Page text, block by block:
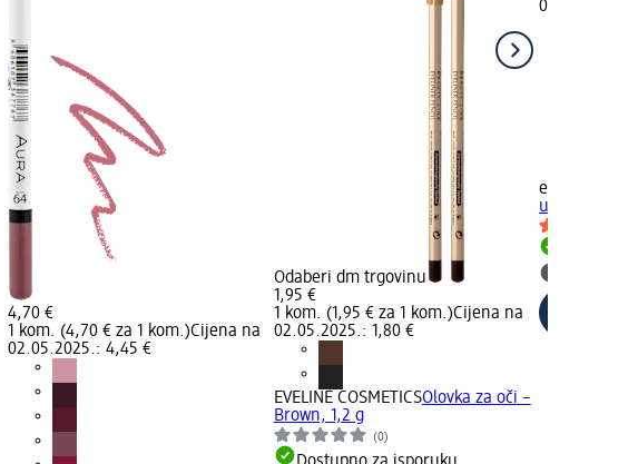
4,70 €
1 kom. (4,70 € za 1 kom.)Cijena na
02.05.2025.: 4,45 €
Odaberi dm trgovinu
1,95 €
1 kom. (1,95 € za 1 kom.)Cijena na
02.05.2025.: 1,80 €
EVELINE COSMETICSOlovka za oči –
Brown, 1,2 g
(0)
essence
usne – 15